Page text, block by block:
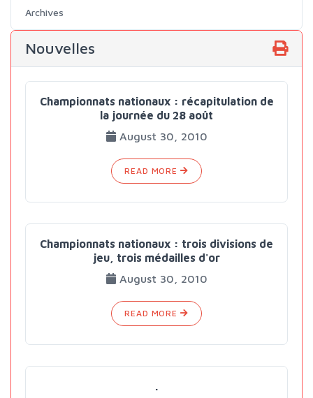
Archives
Nouvelles
Championnats nationaux : récapitulation de
la journée du 28 août
August 30, 2010
READ MORE
Championnats nationaux : trois divisions de
jeu, trois médailles d'or
August 30, 2010
READ MORE
.